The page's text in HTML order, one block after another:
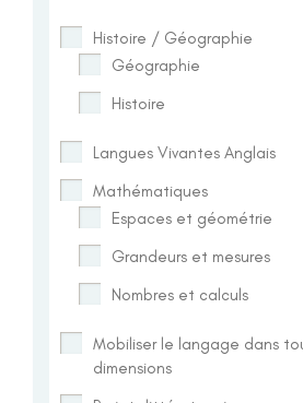
Histoire / Géographie
Géographie
Histoire
Langues Vivantes Anglais
Mathématiques
Espaces et géométrie
Grandeurs et mesures
Nombres et calculs
Mobiliser le langage dans
dimensions